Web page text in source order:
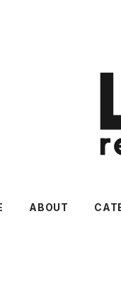
ABOUT